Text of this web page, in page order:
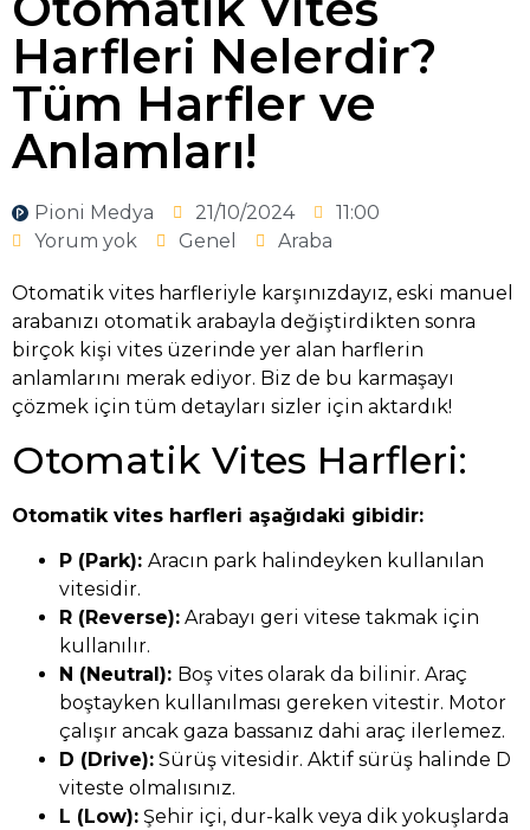
Harfleri Nelerdir?
Tüm Harfler ve
Anlamları!
Pioni Medya 21/10/2024
11:00
Yorum yok
Genel Araba
Otomatik vites harfleriyle karşınızdayız, eski manuel
arabanızı otomatik arabayla değiştirdikten sonra
birçok kişi vites üzerinde yer alan harflerin
anlamlarını merak ediyor. Biz de bu karmaşayı
çözmek için tüm detayları sizler için aktardık!
Otomatik Vites Harfleri:
Otomatik vites harfleri aşağıdaki gibidir:
P (Park): Aracın park halindeyken kullanılan
vitesidir.
R (Reverse): Arabayı geri vitese takmak için
kullanılır.
N (Neutral): Boş vites olarak da bilinir. Araç
boştayken kullanılması gereken vitestir. Motor
çalışır ancak gaza bassanız dahi araç ilerlemez.
D (Drive): Sürüş vitesidir. Aktif sürüş halinde D
viteste olmalısınız.
L (Low): Şehir içi, dur-kalk veya dik yokuşlarda